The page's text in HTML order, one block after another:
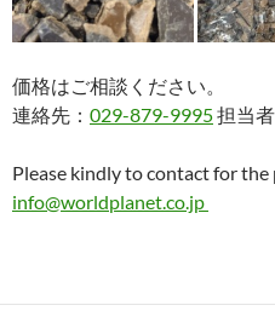
価格はご相談ください。
連絡先： 029-879-9995担当
Please kindly to contact for
info@worldplanet.co.jp